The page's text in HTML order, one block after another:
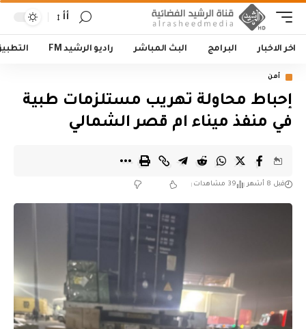
أأ
اخر الاخبار البرامج البث المباشر راديو الرشيد FM
أمن
إحباط محاولة تهريب مستلزمات طبية
في منفذ ميناء ام قصر الشمالي
قبل 8 أشهر 39 مشاهدات